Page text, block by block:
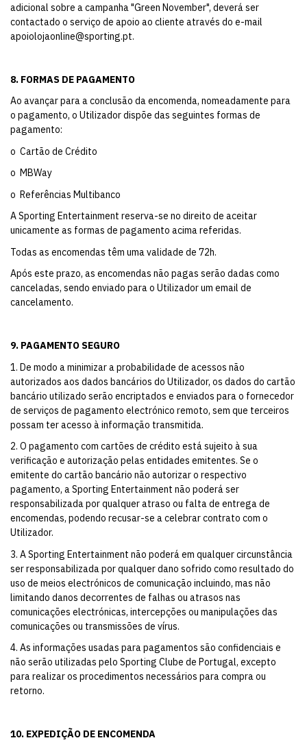
adicional sobre a campanha "Green November", deverá ser
contactado o serviço de apoio ao cliente através do e-mail
apoiolojaonline@sporting.pt.
8. FORMAS DE PAGAMENTO
Ao avançar para a conclusão da encomenda, nomeadamente para
o pagamento, o Utilizador dispõe das seguintes formas de
pagamento:
o Cartão de Crédito
o MBWay
o Referências Multibanco
A Sporting Entertainment reserva-se no direito de aceitar
unicamente as formas de pagamento acima referidas.
Todas as encomendas têm uma validade de 72h.
Após este prazo, as encomendas não pagas serão dadas como
canceladas, sendo enviado para o Utilizador um email de
cancelamento.
9. PAGAMENTO SEGURO
1. De modo a minimizar a probabilidade de acessos não
autorizados aos dados bancários do Utilizador, os dados do cartão
bancário utilizado serão encriptados e enviados para o fornecedor
de serviços de pagamento electrónico remoto, sem que terceiros
possam ter acesso à informação transmitida.
2. O pagamento com cartões de crédito está sujeito à sua
verificação e autorização pelas entidades emitentes. Se o
emitente do cartão bancário não autorizar o respectivo
pagamento, a Sporting Entertainment não poderá ser
responsabilizada por qualquer atraso ou falta de entrega de
encomendas, podendo recusar-se a celebrar contrato com o
Utilizador.
3. A Sporting Entertainment não poderá em qualquer circunstância
ser responsabilizada por qualquer dano sofrido como resultado do
uso de meios electrónicos de comunicação incluindo, mas não
limitando danos decorrentes de falhas ou atrasos nas
comunicações electrónicas, intercepções ou manipulações das
comunicações ou transmissões de vírus.
4. As informações usadas para pagamentos são confidenciais e
não serão utilizadas pelo Sporting Clube de Portugal, excepto
para realizar os procedimentos necessários para compra ou
retorno.
10. EXPEDIÇÃO DE ENCOMENDA